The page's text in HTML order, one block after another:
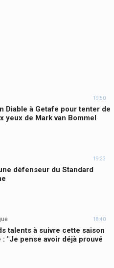
19:50
Diable à Getafe pour tenter de
yeux de Mark van Bommel
19:23
défenseur du Standard
18:40
talents à suivre cette saison
: "Je pense avoir déjà prouvé